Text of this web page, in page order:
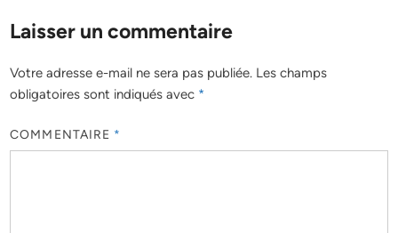
Laisser un commentaire
Votre adresse e-mail ne sera pas publiée. Les champs
obligatoires sont indiqués avec *
COMMENTAIRE *